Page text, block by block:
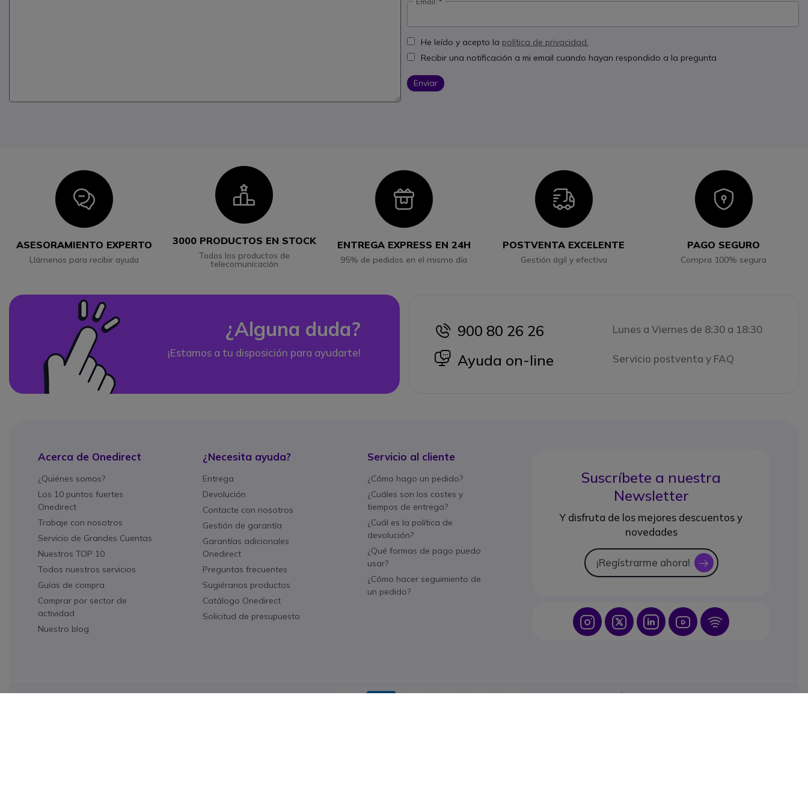
He leído y acepto la política de privacidad.
Recibir una notificación a mi email cuando hayan respondido a la pregunta
Enviar
Icon
ASESORAMIENTO EXPERTO
Llámenos para recibir ayuda
Icon
3000 PRODUCTOS EN STOCK
Todos los productos de
telecomunicación
Icon
ENTREGA EXPRESS EN 24H
95% de pedidos en el mismo día
Icon
POSTVENTA EXCELENTE
Gestión ágil y efectiva
Icon
PAGO SEGURO
Compra 100% segura
¿Alguna duda?
¡Estamos a tu disposición para ayudarte!
icon
900 80 26 26 Lunes a Viernes de 8:30 a 18:30
icon
Ayuda on-line Servicio postventa y FAQ
Acerca de Onedirect
¿Quiénes somos?
Los 10 puntos fuertes
Onedirect
Trabaje con nosotros
Servicio de Grandes Cuentas
Nuestros TOP 10
Todos nuestros servicios
Guías de compra
Comprar por sector de
actividad
Nuestro blog
¿Necesita ayuda?
Entrega
Devolución
Contacte con nosotros
Gestión de garantía
Garantías adicionales
Onedirect
Preguntas frecuentes
Sugiéranos productos
Catálogo Onedirect
Solicitud de presupuesto
Servicio al cliente
¿Cómo hago un pedido?
¿Cuáles son los costes y
tiempos de entrega?
¿Cuál es la política de
devolución?
¿Qué formas de pago puedo
usar?
¿Cómo hacer seguimiento de
un pedido?
Suscríbete a nuestra
Newsletter
Y disfruta de los mejores descuentos y
novedades
¡Regístrarme ahora! icon
Icon IconIcon Icon Icon